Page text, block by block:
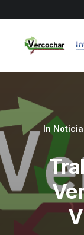
In